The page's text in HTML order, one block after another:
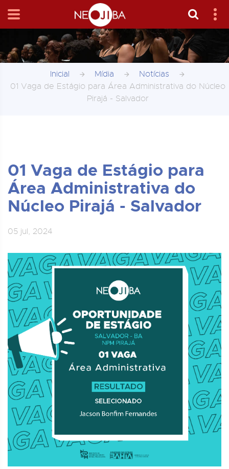
Inicial Mídia
Notícias
01 Vaga de Estágio para Área Administrativa do Núcleo
Pirajá - Salvador
01 Vaga de Estágio para
Área Administrativa do
Núcleo Pirajá - Salvador
05 jul, 2024